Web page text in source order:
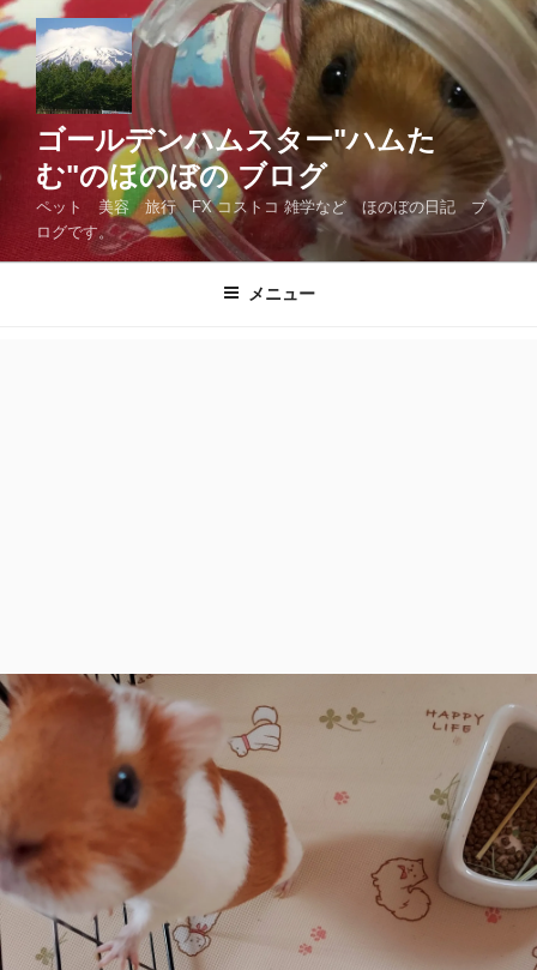
コ
テ
ン
ス
ゴールデンハムスター"ハムた
む"のほのぼの ブログ
ペット 美容 旅行 FX コストコ 雑学など ほのぼの日記 ブ
ログです。
メニュー